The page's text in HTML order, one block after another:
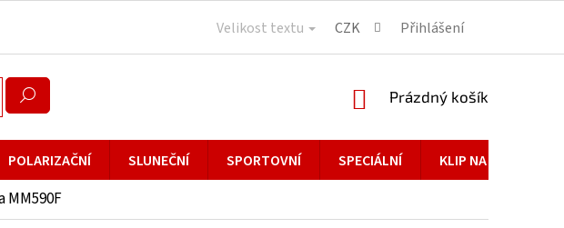
Velikost textu CZK Přihlášení
NÁKUPNÍ
Prázdný košík
POLARIZAČNÍ SLUNEČNÍ SPORTOVNÍ SPECIÁLNÍ KLIP NA BRÝLE
MM590F